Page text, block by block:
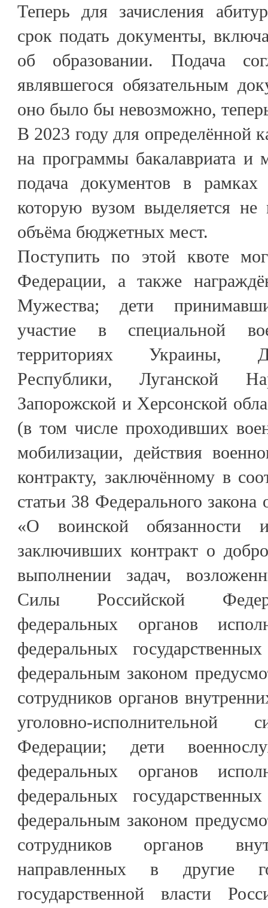
Теперь для зачисления
срок подать документы,
об образовании. Подача
являвшегося обязательным
оно было бы невозможно,
В 2023 году для определённой
на программы бакалавриата и
подача документов в
которую вузом выделяется
объёма бюджетных мест.
Поступить по этой квоте
Федерации, а также
Мужества; дети
участие в специальной
территориях Украины,
Республики, Луганской
Запорожской и Херсонской
(в том числе проходивших
мобилизации, действия
контракту, заключённому в
статьи 38 Федерального
«О воинской обязанности
заключивших контракт о
выполнении задач,
Силы Российской
федеральных органов
федеральных
федеральным законом
сотрудников органов
уголовно-исполнительной
Федерации; дети
федеральных органов
федеральных
федеральным законом
сотрудников органов
направленных в другие
государственной власти